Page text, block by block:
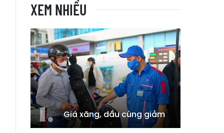
XEM NHIỀU
Giá xăng, dầu cùng giảm